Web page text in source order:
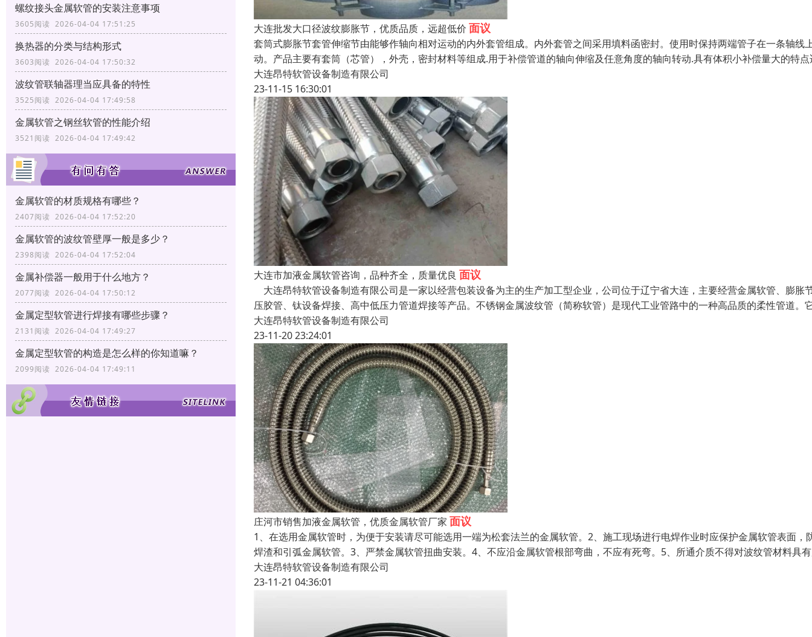
螺纹接头金属软管的安装注意事项
3605阅读 2026-04-04 17:51:25
换热器的分类与结构形式
3603阅读 2026-04-04 17:50:32
波纹管联轴器理当应具备的特性
3525阅读 2026-04-04 17:49:58
金属软管之钢丝软管的性能介绍
3521阅读 2026-04-04 17:49:42
金属软管的材质规格有哪些？
2407阅读 2026-04-04 17:52:20
金属软管的波纹管壁厚一般是多少？
2398阅读 2026-04-04 17:52:04
金属补偿器一般用于什么地方？
2077阅读 2026-04-04 17:50:12
金属定型软管进行焊接有哪些步骤？
2131阅读 2026-04-04 17:49:27
金属定型软管的构造是怎么样的你知道嘛？
2099阅读 2026-04-04 17:49:11
大连批发大口径波纹膨胀节，优质品质，远超低价 面议
套筒式膨胀节套管伸缩节由能够作轴向相对运动的内外套管组成。内外套管之间采用填料函密封。使用时保持两端管子在一条轴线
动。产品主要有套筒（芯管），外壳，密封材料等组成.用于补偿管道的轴向伸缩及任意角度的轴向转动.具有体积小补偿量大的特
大连昂特软管设备制造有限公司
23-11-15 16:30:01
大连市加液金属软管咨询，品种齐全，质量优良 面议
大连昂特软管设备制造有限公司是一家以经营包装设备为主的生产加工型企业，公司位于辽宁省大连，主要经营金属软管、膨胀
压胶管、钛设备焊接、高中低压力管道焊接等产品。不锈钢金属波纹管（简称软管）是现代工业管路中的一种高品质的柔性管道。
大连昂特软管设备制造有限公司
23-11-20 23:24:01
庄河市销售加液金属软管，优质金属软管厂家 面议
1、在选用金属软管时，为便于安装请尽可能选用一端为松套法兰的金属软管。2、施工现场进行电焊作业时应保护金属软管表面，
焊渣和引弧金属软管。3、严禁金属软管扭曲安装。4、不应沿金属软管根部弯曲，不应有死弯。5、所通介质不得对波纹管材料具
大连昂特软管设备制造有限公司
23-11-21 04:36:01